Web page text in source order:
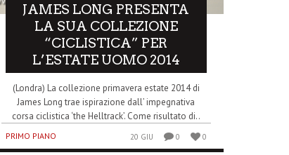
JAMES LONG PRESENTA
LA SUA COLLEZIONE
“CICLISTICA” PER
L’ESTATE UOMO 2014
(Londra) La collezione primavera estate 2014 di
James Long trae ispirazione dall’ impegnativa
corsa ciclistica ‘the Helltrack’. Come risultato di..
PRIMO PIANO 20 GIU 0 0